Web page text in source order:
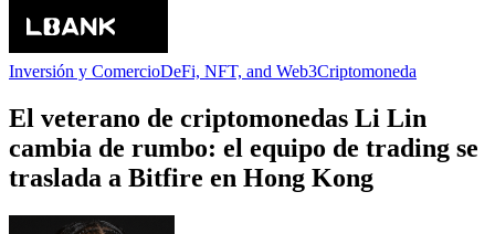
Inversión y ComercioDeFi, NFT, and Web3Criptomoneda
El veterano de criptomonedas Li Lin
cambia de rumbo: el equipo de trading se
traslada a Bitfire en Hong Kong